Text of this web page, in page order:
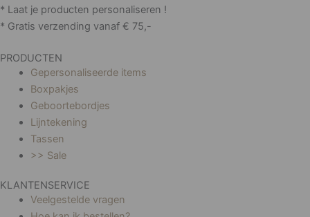
* Laat je producten personaliseren !
* Gratis verzending vanaf € 75,-
PRODUCTEN
Gepersonaliseerde items
Boxpakjes
Geboortebordjes
Lijntekening
Tassen
>> Sale
KLANTENSERVICE
Veelgestelde vragen